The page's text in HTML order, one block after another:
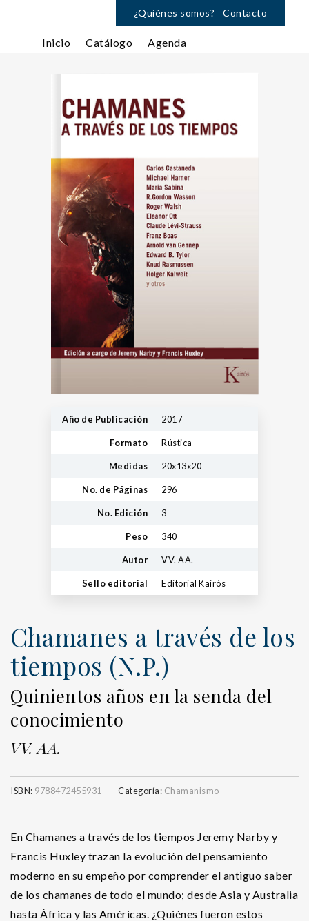
¿Quiénes somos? Contacto
Inicio Catálogo Agenda
Año de Publicación 2017
Formato Rústica
Medidas 20x13x20
No. de Páginas 296
No. Edición 3
Peso 340
Autor VV. AA.
Sello editorial Editorial Kairós
Chamanes a través de los
tiempos (N.P.)
Quinientos años en la senda del
conocimiento
VV. AA.
ISBN: 9788472455931 Categoría: Chamanismo
En Chamanes a través de los tiempos Jeremy Narby y
Francis Huxley trazan la evolución del pensamiento
moderno en su empeño por comprender el antiguo saber
de los chamanes de todo el mundo; desde Asia y Australia
hasta África y las Américas. ¿Quiénes fueron estos